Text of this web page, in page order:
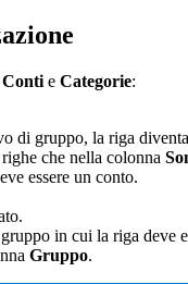
Conti e Categorie:
di gruppo, la riga
che nella colonna
essere un conto.
in cui la riga deve
Gruppo.